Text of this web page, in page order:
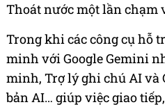
Thoát nước một lần chạm
Trong khi các công cụ hỗ
minh với Google Gemini
minh, Trợ lý ghi chú AI và
bản AI… giúp việc giao